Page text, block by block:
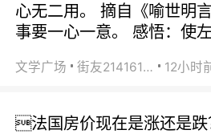
心无二用。 摘自《喻世明
事要一心一意。 感悟：使
文学广场 街友21416156 12小时
法国房价现在是涨还是跌